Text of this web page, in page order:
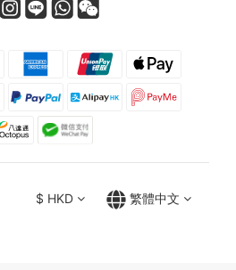
$ HKD 繁體中文